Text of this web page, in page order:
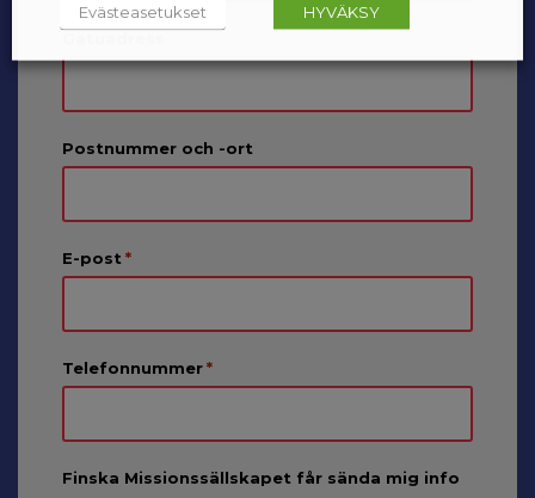
Postnummer och -ort
E-post *
Telefonnummer *
Finska Missionssällskapet får sända mig info
Evästeasetukset HYVÄKSY